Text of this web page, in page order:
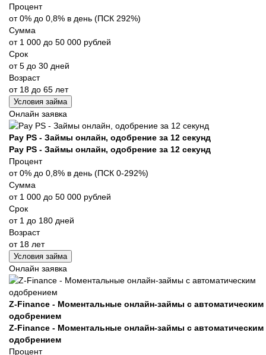
Процент
от 0% до 0,8% в день (ПСК 292%)
Сумма
от 1 000 до 50 000 рублей
Срок
от 5 до 30 дней
Возраст
от 18 до 65 лет
Условия займа
Онлайн заявка
Pay PS - Займы онлайн, одобрение за 12 секунд
Pay PS - Займы онлайн, одобрение за 12 секунд
Процент
от 0% до 0,8% в день (ПСК 0-292%)
Сумма
от 1 000 до 50 000 рублей
Срок
от 1 до 180 дней
Возраст
от 18 лет
Условия займа
Онлайн заявка
Z-Finance - Моментальные онлайн-займы с автоматическим
одобрением
Z-Finance - Моментальные онлайн-займы с автоматическим
одобрением
Процент